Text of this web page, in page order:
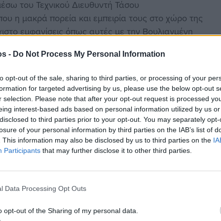
- Do Not Process My Personal Information
opt-out of the sale, sharing to third parties, or processing of your
for targeted advertising by us, please use the below opt-out
selection. Please note that after your opt-out request is processed
interest-based ads based on personal information utilized by us
to third parties prior to your opt-out. You may separately
of your personal information by third parties on the IAB’s list of
This information may also be disclosed by us to third parties on the
Participants that may further disclose it to other third parties.
Data Processing Opt Outs
opt-out of the Sharing of my personal data.
του Τεχνικού Διευθυντή Τάσου
η μακρά πορεία και εμπειρία τους στο χώρο της
εμφανίσεις όπως αυτές με την Βουλιαγμένη
Viber ομάδαμας και δείτε όλες τις ειδήσεις από